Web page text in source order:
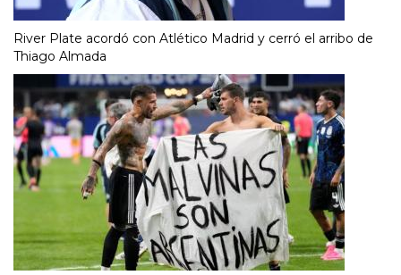
River Plate acordó con Atlético Madrid y cerró el arribo de
Thiago Almada